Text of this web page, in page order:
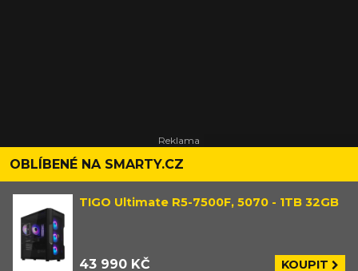
OBLÍBENÉ NA SMARTY.CZ
TIGO Ultimate R5-7500F, 5070 - 1TB 32GB
43 990 KČ KOUPIT